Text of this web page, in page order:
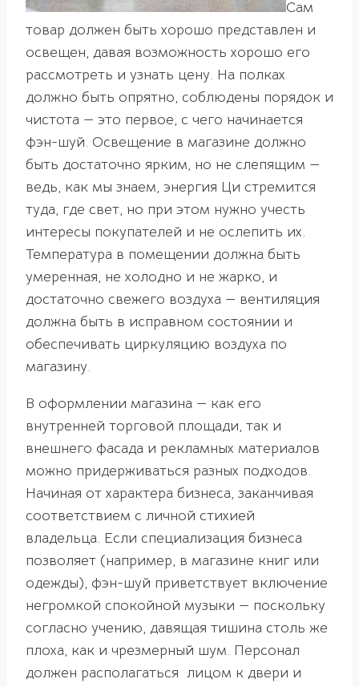
Сам
товар должен быть хорошо представлен и
освещен, давая возможность хорошо его
рассмотреть и узнать цену. На полках
должно быть опрятно, соблюдены порядок и
чистота — это первое, с чего начинается
фэн-шуй. Освещение в магазине должно
быть достаточно ярким, но не слепящим —
ведь, как мы знаем, энергия Ци стремится
туда, где свет, но при этом нужно учесть
интересы покупателей и не ослепить их.
Температура в помещении должна быть
умеренная, не холодно и не жарко, и
достаточно свежего воздуха — вентиляция
должна быть в исправном состоянии и
обеспечивать циркуляцию воздуха по
магазину.
В оформлении магазина — как его
внутренней торговой площади, так и
внешнего фасада и рекламных материалов
можно придерживаться разных подходов.
Начиная от характера бизнеса, заканчивая
соответствием с личной стихией
владельца. Если специализация бизнеса
позволяет (например, в магазине книг или
одежды), фэн-шуй приветствует включение
негромкой спокойной музыки — поскольку
согласно учению, давящая тишина столь же
плоха, как и чрезмерный шум. Персонал
должен располагаться лицом к двери и